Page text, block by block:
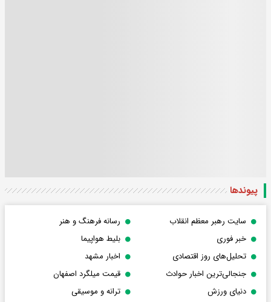
پیوندها
سایت رهبر معظم انقلاب
رسانه فرهنگ و هنر
خبر فوری
بلیط هواپیما
تحلیل‌های روز اقتصادی
اخبار مشهد
جنجالی‌ترین اخبار حوادث
قیمت میلگرد اصفهان
دنیای ورزش
ترانه و موسیقی